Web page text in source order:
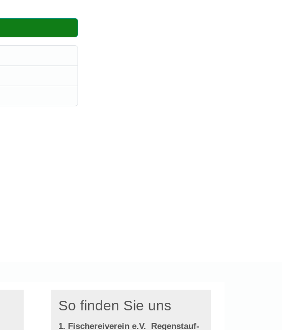
So finden Sie uns
1. Fischereiverein e.V. Regenstauf-